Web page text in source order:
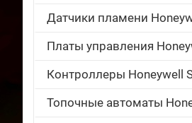
Датчики пламени
Платы управления
Контроллеры Honeywell
Топочные автоматы